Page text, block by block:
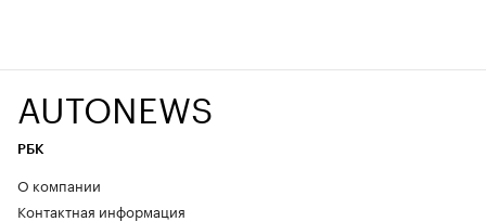
AUTONEWS
РБК
О компании
Контактная информация